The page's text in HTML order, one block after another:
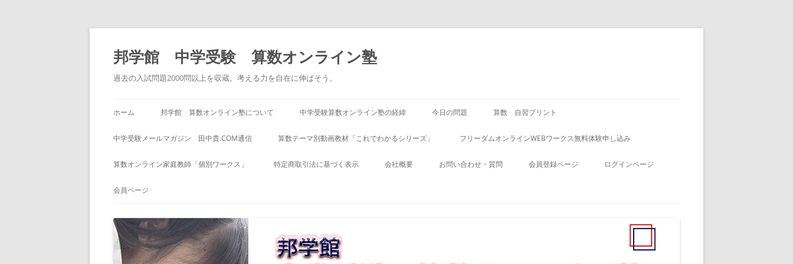
コ
テ
ン
ツ
へ
ス
邦学館 中学受験 算数オンライン塾
過去の入試問題2000問以上を収蔵。考える力を自在に伸ばそう。
ホーム 邦学館 算数オンライン塾について 中学受験算数オンライン塾の経緯 今日の問題 算数 自習プリント
中学受験メールマガジン 田中貴.COM通信 算数テーマ別動画教材「これでわかるシリーズ」 フリーダムオンラインWEBワークス無料体験申し込み
算数オンライン家庭教師「個別ワークス」 特定商取引法に基づく表示 会社概要 お問い合わせ・質問 会員登録ページ ログインページ
会員ページ